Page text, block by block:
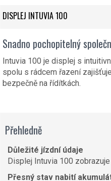
DISPLEJ INTUVIA 100
Snadno pochopitelný
Intuvia 100 je displej s
spolu s rádcem řazení
bezpečně na řídítkách.
Přehledně
Důležité jízdní údaje
Displej Intuvia 100
Přesný stav nabití